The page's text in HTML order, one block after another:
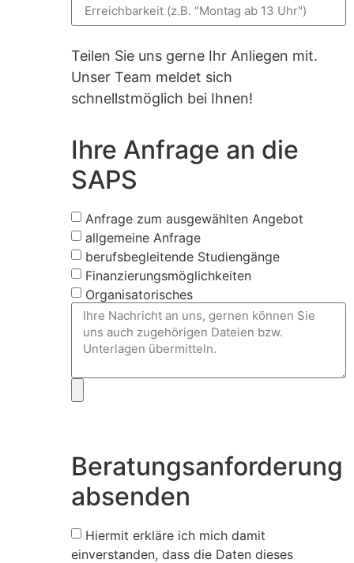
Teilen Sie uns gerne Ihr Anliegen mit.
Unser Team meldet sich
schnellstmöglich bei Ihnen!
Ihre Anfrage an die
SAPS
Anfrage zum ausgewählten Angebot
allgemeine Anfrage
berufsbegleitende Studiengänge
Finanzierungsmöglichkeiten
Organisatorisches
Beratungsanforderung
absenden
Hiermit erkläre ich mich damit
einverstanden, dass die Daten dieses